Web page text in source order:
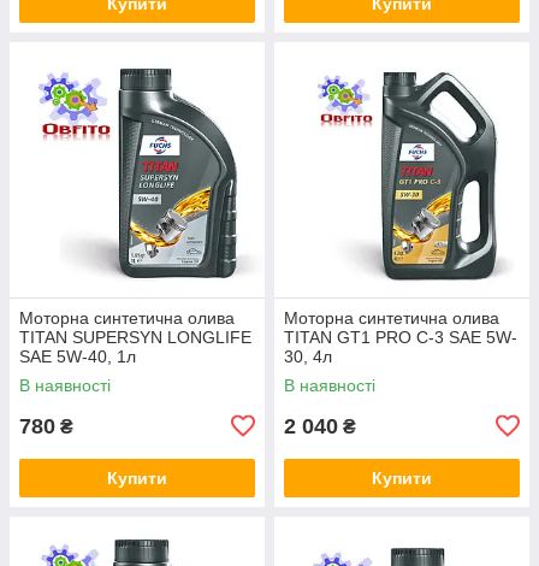
Моторна синтетична олива
TITAN SUPERSYN LONGLIFE
SAE 5W-40, 1л
В наявності
780 ₴
Купити
Моторна синтетична олива
TITAN GT1 PRO C-3 SAE 5W-
30, 4л
В наявності
2 040 ₴
Купити